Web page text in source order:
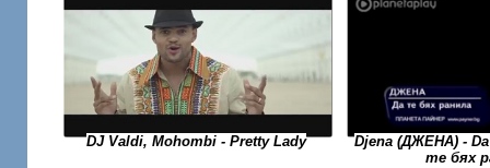
DJ Valdi, Mohombi - Pretty Lady
Djena (ДЖЕНА) -
те бях